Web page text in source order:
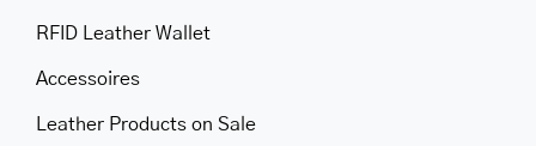
RFID Leather Wallet
Accessoires
Leather Products on Sale